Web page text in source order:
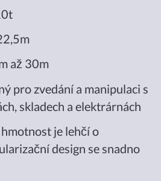
až 30m
pro zvedání a manipulaci s
skladech a elektrárnách
je lehčí o
design se snadno